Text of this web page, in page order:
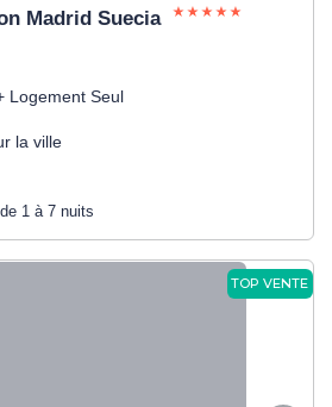
Madrid Suecia
Logement Seul
la ville
de 1 à 7 nuits
TOP VENTE